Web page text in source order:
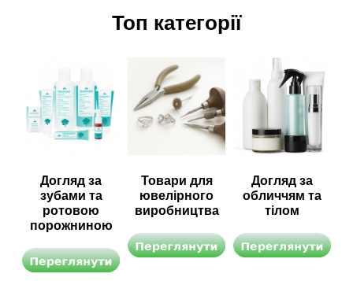
Топ категорії
Догляд за
зубами та
ротовою
порожниною
Товари для
ювелірного
виробництва
Догляд за
обличчям та
тілом